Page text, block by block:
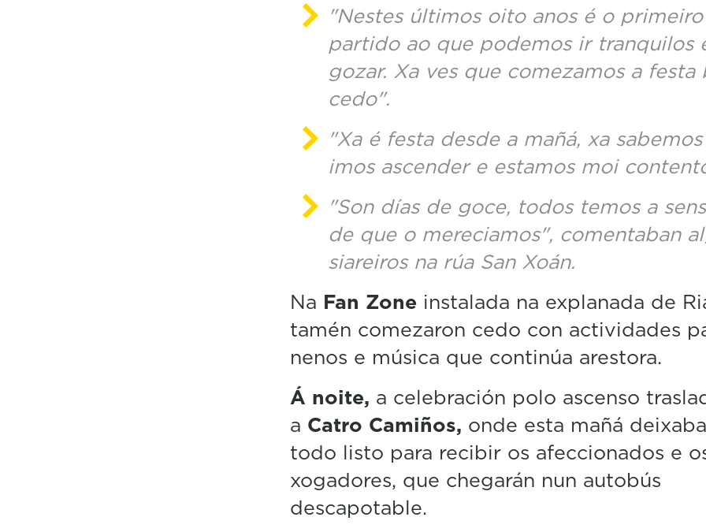
e
0
"Nestes últimos oito anos é o primeiro
partido ao que podemos ir tranquilos
gozar. Xa ves que comezamos a festa
cedo".
"Xa é festa desde a mañá, xa
imos ascender e estamos moi
"Son días de goce, todos temos a
de que o mereciamos", comentaban
siareiros na rúa San Xoán.
Na Fan Zone instalada na explanada de
tamén comezaron cedo con actividades
nenos e música que continúa arestora.
Á noite, a celebración polo ascenso
a Catro Camiños, onde esta mañá
todo listo para recibir os afeccionados e
xogadores, que chegarán nun autobús
descapotable.